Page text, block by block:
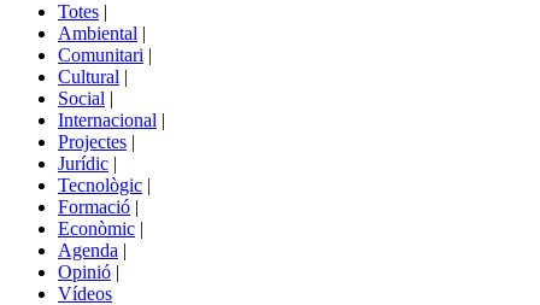
portals
Totes |
Ambiental |
Comunitari |
Cultural |
Social |
Internacional |
Projectes |
Jurídic |
Tecnològic |
Formació |
Econòmic |
Agenda |
Opinió |
Vídeos